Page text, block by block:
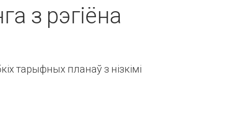
з рэгіёна
тарыфных планаў з нізкімі